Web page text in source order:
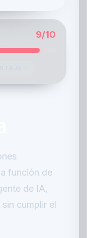
9/10
función de
de IA,
cumplir el